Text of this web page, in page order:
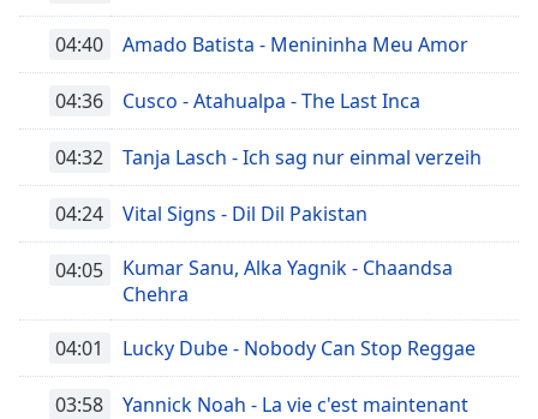
04:40 Amado Batista - Menininha Meu Amor
04:36 Cusco - Atahualpa - The Last Inca
04:32 Tanja Lasch - Ich sag nur einmal verzeih
04:24 Vital Signs - Dil Dil Pakistan
04:05
Kumar Sanu, Alka Yagnik - Chaandsa
Chehra
04:01 Lucky Dube - Nobody Can Stop Reggae
03:58 Yannick Noah - La vie c'est maintenant